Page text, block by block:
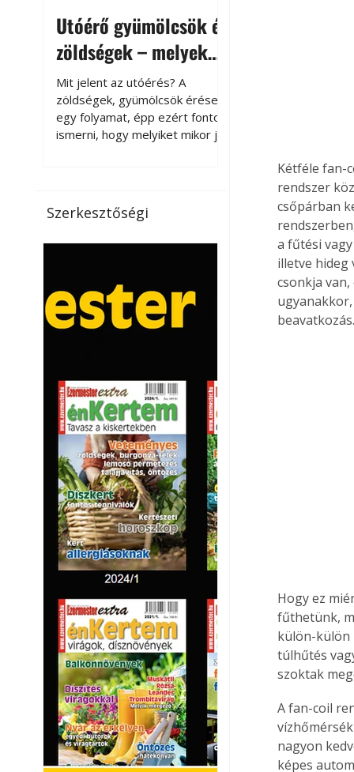
Utóérő gyümölcsök és
zöldségek – melyek
érnek tovább leszedés
után?
Mit jelent az utóérés? A
zöldségek, gyümölcsök érése
egy folyamat, épp ezért fontos
ismerni, hogy melyiket mikor jó
paradicsomot sokszor
gazdasági érettségben, azaz
Utóérik eközben, de nem lesz
olyan ízű, mint amit a saját
kertünkben, biológiai
tárolható h
Szerkesztőségi
Kétféle fan-
rendszer
csőpárban
a fűtési
illetve hideg
csonkja
beavatkozás.
Hogy ez
fűthetünk,
külön-külön
túlhűtés
szoktak
A fan-coil
nagyon
képes